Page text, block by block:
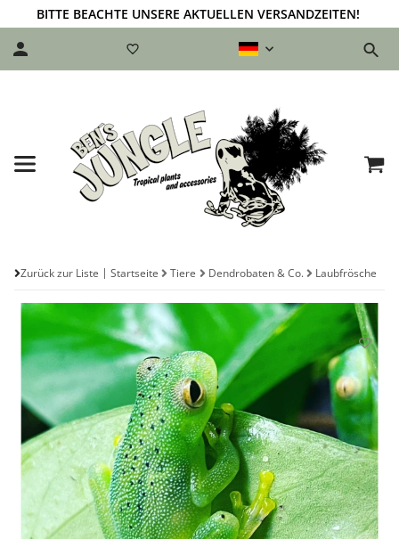
BITTE BEACHTE UNSERE AKTUELLEN VERSANDZEITEN!
Zurück zur Liste Startseite Tiere Dendrobaten & Co. Laubfrösche